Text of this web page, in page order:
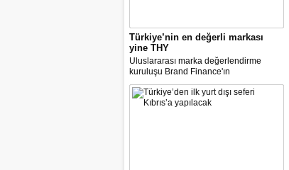
Türkiye’nin en değerli markası
yine THY
Uluslararası marka değerlendirme
kuruluşu Brand Finance'ın
araştırmasına göre Türk Hava Yolları, 2
milyar dolara yaklaşan marka değeriyle
bu yıl da "Türkiye'nin en değerli